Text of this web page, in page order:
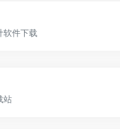
软件下载
站